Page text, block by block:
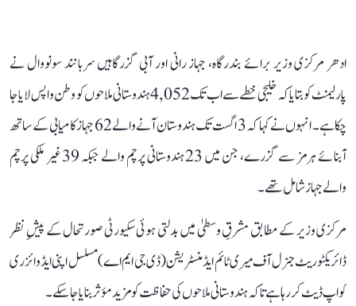
ادھر مرکزی وزیر برائے بندرگاہ، جہاز رانی اور آبی گزرگاہیں سربانند سونووال نے
پارلیمنٹ کو بتایا کہ خلیجی خطے سے اب تک 4,052 ہندوستانی ملاحوں کو وطن واپس لایا جا
چکا ہے۔ انہوں نے کہا کہ 3 اگست تک ہندوستان آنے والے 62 جہاز کامیابی کے ساتھ
آبنائے ہرمز سے گزرے، جن میں 23 ہندوستانی پرچم والے جبکہ 39 غیر ملکی پرچم
والے جہاز شامل تھے۔
مرکزی وزیر کے مطابق مشرقِ وسطیٰ میں بدلتی ہوئی سکیورٹی صورتحال کے پیشِ نظر
ڈائریکٹوریٹ جنرل آف میری ٹائم ایڈمنسٹریشن (ڈی جی ایم اے) مسلسل اپنی ایڈوائزری
کو اپ ڈیٹ کر رہا ہے تاکہ ہندوستانی ملاحوں کی حفاظت کو مزید مؤثر بنایا جا سکے۔